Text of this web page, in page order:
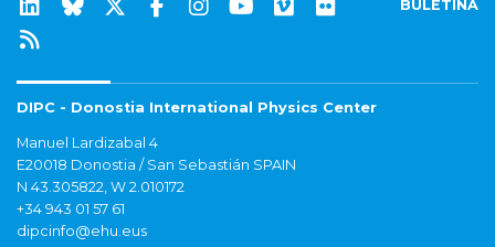
BULETINA
DIPC - Donostia International Physics Center
Manuel Lardizabal 4
E20018 Donostia / San Sebastián SPAIN
N 43.305822, W 2.010172
+34 943 01 57 61
dipcinfo@ehu.eus